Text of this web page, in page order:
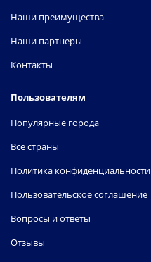
Наши преимущества
Наши партнеры
Контакты
Пользователям
Популярные города
Все страны
Политика конфиденциальности
Пользовательское соглашение
Вопросы и ответы
Отзывы